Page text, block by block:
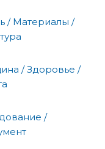
/ Материалы /
/ Здоровье /
/